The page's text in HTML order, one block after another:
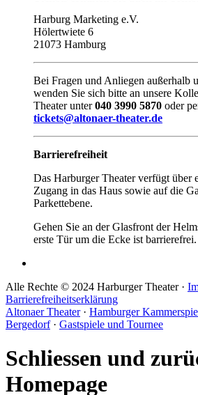
Harburg Marketing e.V.
Hölertwiete 6
21073 Hamburg
Bei Fragen und Anliegen außerhalb
wenden Sie sich bitte an unsere
Theater unter040 3990 5870 oder
tickets@altonaer-theater.de
Barrierefreiheit
Das Harburger Theater verfügt über
Zugang in das Haus sowie auf die
Parkettebene.
Gehen Sie an der Glasfront der
erste Tür um die Ecke ist barrierefrei.
Alle Rechte © 2024 Harburger Theater ·
Barrierefreiheitserklärung
Altonaer Theater· Hamburger
Bergedorf· Gastspiele und Tournee
Schliessen und
Homepage